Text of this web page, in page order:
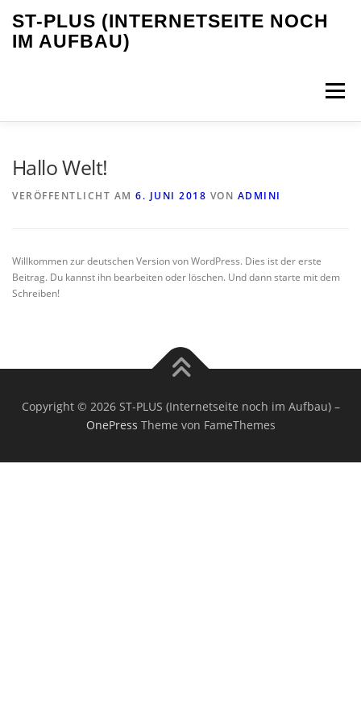
Inhalt
springen
ST-PLUS (INTERNETSEITE NOCH
IM AUFBAU)
Menü
Hallo Welt!
VERÖFFENTLICHT AM 6. JUNI 2018 VON ADMINI
Willkommen zur deutschen Version von WordPress. Dies ist der erste
Beitrag. Du kannst ihn bearbeiten oder löschen. Und dann starte mit dem
Schreiben!
Copyright © 2026 ST-PLUS (Internetseite noch im Aufbau) –
OnePress Theme von FameThemes